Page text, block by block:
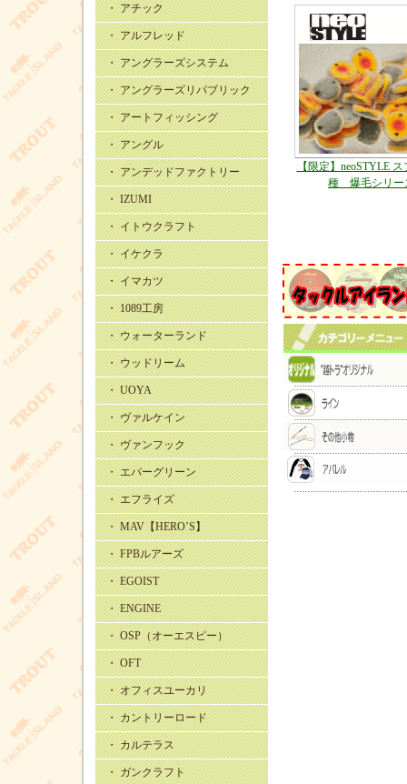
・ アチック
・ アルフレッド
・ アングラーズシステム
・ アングラーズリパブリック
・ アートフィッシング
・ アングル
・ アンデッドファクトリー
・ IZUMI
・ イトウクラフト
・ イケクラ
・ イマカツ
・ 1089工房
・ ウォーターランド
・ ウッドリーム
・ UOYA
・ ヴァルケイン
・ ヴァンフック
・ エバーグリーン
・ エフライズ
・ MAV【HERO’S】
・ FPBルアーズ
・ EGOIST
・ ENGINE
・ OSP（オーエスピー）
・ OFT
・ オフィスユーカリ
・ カントリーロード
・ カルテラス
・ ガンクラフト
【限定】neoSTYLE
種 爆毛シリー